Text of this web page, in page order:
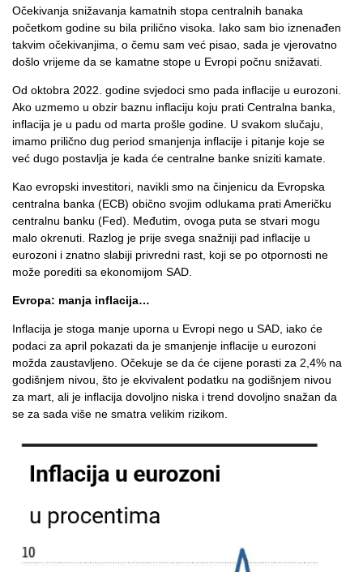
Očekivanja snižavanja kamatnih stopa centralnih banaka
početkom godine su bila prilično visoka. Iako sam bio iznenađen
takvim očekivanjima, o čemu sam već pisao, sada je vjerovatno
došlo vrijeme da se kamatne stope u Evropi počnu snižavati.
Od oktobra 2022. godine svjedoci smo pada inflacije u eurozoni.
Ako uzmemo u obzir baznu inflaciju koju prati Centralna banka,
inflacija je u padu od marta prošle godine. U svakom slučaju,
imamo prilično dug period smanjenja inflacije i pitanje koje se
već dugo postavlja je kada će centralne banke sniziti kamate.
Kao evropski investitori, navikli smo na činjenicu da Evropska
centralna banka (ECB) obično svojim odlukama prati Američku
centralnu banku (Fed). Međutim, ovoga puta se stvari mogu
malo okrenuti. Razlog je prije svega snažniji pad inflacije u
eurozoni i znatno slabiji privredni rast, koji se po otpornosti ne
može porediti sa ekonomijom SAD.
Evropa: manja inflacija…
Inflacija je stoga manje uporna u Evropi nego u SAD, iako će
podaci za april pokazati da je smanjenje inflacije u eurozoni
možda zaustavljeno. Očekuje se da će cijene porasti za 2,4% na
godišnjem nivou, što je ekvivalent podatku na godišnjem nivou
za mart, ali je inflacija dovoljno niska i trend dovoljno snažan da
se za sada više ne smatra velikim rizikom.